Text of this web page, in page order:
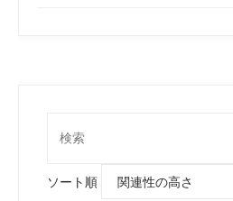
ソート順